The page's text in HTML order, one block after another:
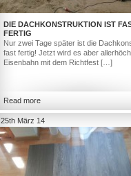
DIE DACHKONSTRUKTION IST
FERTIG
Nur zwei Tage später ist die
fast fertig! Jetzt wird es aber
Eisenbahn mit dem Richtfest […]
Read more
25th März 14